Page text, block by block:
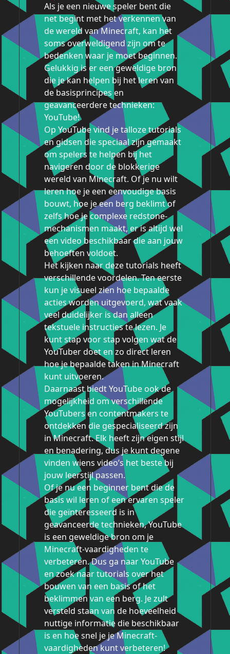
Als je een nieuwe speler bent die
net begint met het verkennen van
de wereld van Minecraft, kan het
soms overweldigend zijn om te
bedenken waar je moet beginnen.
Gelukkig is er een geweldige bron
die je kan helpen bij het leren van
de basisprincipes en
geavanceerdere technieken:
YouTube!
Op YouTube vind je talloze tutorials
en gidsen die speciaal zijn gemaakt
om spelers te helpen bij het
navigeren door de blokkerige
wereld van Minecraft. Of je nu wilt
leren hoe je een eenvoudige basis
bouwt, hoe je een berg beklimt of
zelfs hoe je complexe redstone-
mechanismen maakt, er is altijd wel
een video beschikbaar die aan jouw
behoeften voldoet.
Het kijken naar deze tutorials heeft
verschillende voordelen. Ten eerste
kun je visueel zien hoe bepaalde
acties worden uitgevoerd, wat vaak
veel duidelijker is dan alleen
tekstuele instructies te lezen. Je
kunt stap voor stap volgen wat de
YouTuber doet en zo direct leren
hoe je bepaalde taken in Minecraft
kunt uitvoeren.
Daarnaast biedt YouTube ook de
mogelijkheid om verschillende
YouTubers en contentmakers te
ontdekken die gespecialiseerd zijn
in Minecraft. Elk heeft zijn eigen stijl
en benadering, dus je kunt degene
vinden wiens video’s het beste bij
jouw leerstijl passen.
Of je nu een beginner bent die de
basis wil leren of een ervaren speler
die geïnteresseerd is in
geavanceerde technieken, YouTube
is een geweldige bron om je
Minecraft-vaardigheden te
verbeteren. Dus ga naar YouTube
en zoek naar tutorials over het
bouwen van een basis of het
beklimmen van een berg. Je zult
versteld staan van de hoeveelheid
nuttige informatie die beschikbaar
is en hoe snel je je Minecraft-
vaardigheden kunt verbeteren!